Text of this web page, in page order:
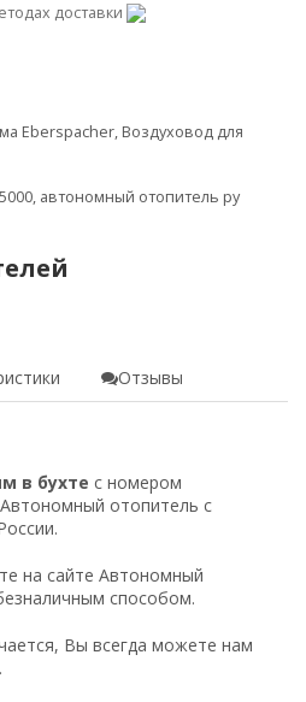
доставки
Eberspacher, Воздуховод для
, автономный отопитель ру
Отзывы
в бухте с номером
отопитель с
на сайте Автономный
способом.
Вы всегда можете нам